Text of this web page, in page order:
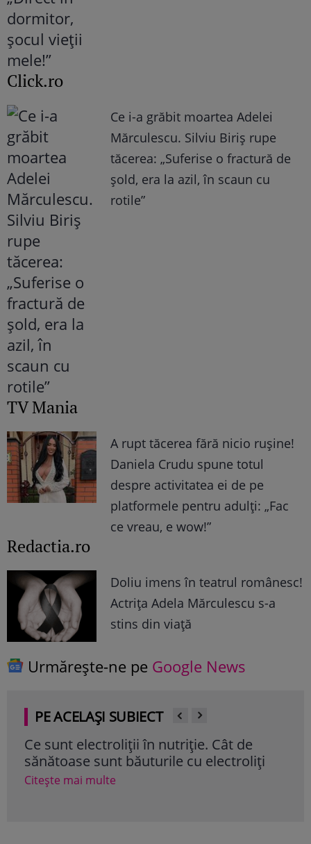
Click.ro
Ce i-a grăbit moartea Adelei
Mărculescu. Silviu Biriș rupe
tăcerea: „Suferise o fractură de
șold, era la azil, în scaun cu
rotile”
TV Mania
A rupt tăcerea fără nicio rușine!
Daniela Crudu spune totul
despre activitatea ei de pe
platformele pentru adulți: „Fac
ce vreau, e wow!”
Redactia.ro
Doliu imens în teatrul românesc!
Actrița Adela Mărculescu s-a
stins din viață
Urmărește-ne pe Google News
PE ACELAȘI SUBIECT
Ce se întâmplă în corpul tău dacă
mănânci căpşuni în fiecare zi
Citește mai multe